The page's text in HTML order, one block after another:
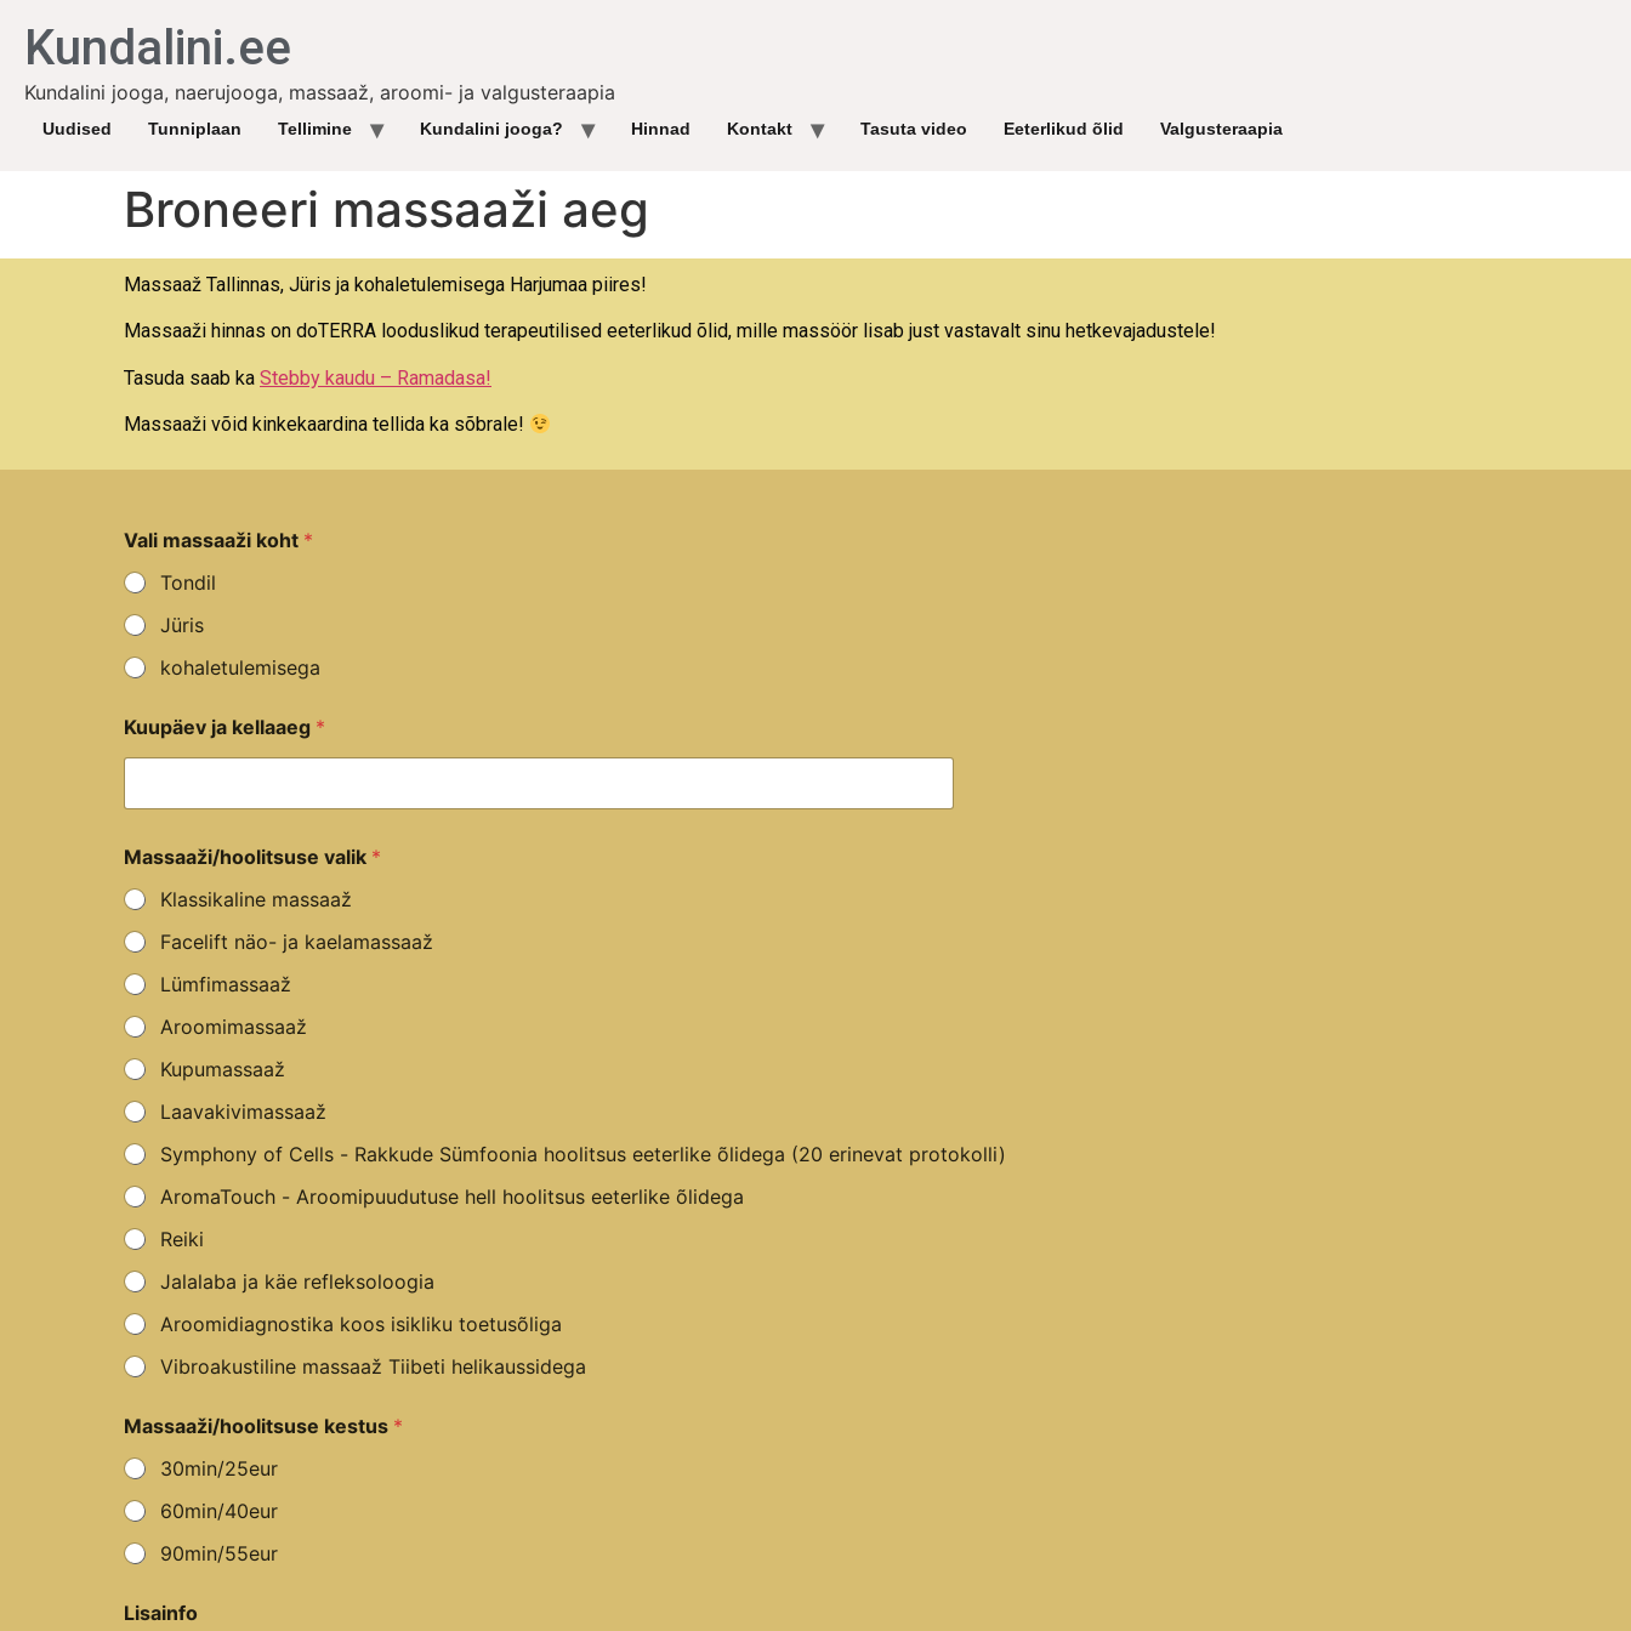
Kundalini.ee
Kundalini jooga, naerujooga, massaaž, aroomi- ja valgusteraapia
Uudised Tunniplaan Tellimine Kundalini jooga? Hinnad Kontakt Tasuta video Eeterlikud õlid Valgusteraapia
Broneeri massaaži aeg
Massaaž Tallinnas, Jüris ja kohaletulemisega Harjumaa piires!
Massaaži hinnas on doTERRA looduslikud terapeutilised eeterlikud õlid, mille massöör lisab just vastavalt sinu hetkevajadustele!
Tasuda saab ka Stebby kaudu – Ramadasa!
Massaaži võid kinkekaardina tellida ka sõbrale!
e
s
t
u
s
E
m
i
l
e
f
o
n
Vali massaaži koht *
Tondil
Jüris
kohaletulemisega
Kuupäev ja kellaaeg *
Massaaži/hoolitsuse valik *
Klassikaline massaaž
Facelift näo- ja kaelamassaaž
Lümfimassaaž
Aroomimassaaž
Kupumassaaž
Laavakivimassaaž
Symphony of Cells - Rakkude Sümfoonia hoolitsus eeterlike õlidega (20 erinevat protokolli)
AromaTouch - Aroomipuudutuse hell hoolitsus eeterlike õlidega
Reiki
Jalalaba ja käe refleksoloogia
Aroomidiagnostika koos isikliku toetusõliga
Vibroakustiline massaaž Tiibeti helikaussidega
Massaaži/hoolitsuse kestus *
30min/25eur
60min/40eur
90min/55eur
Lisainfo